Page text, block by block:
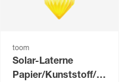
toom
Solar-Laterne
Papier/Kunststoff/Metall